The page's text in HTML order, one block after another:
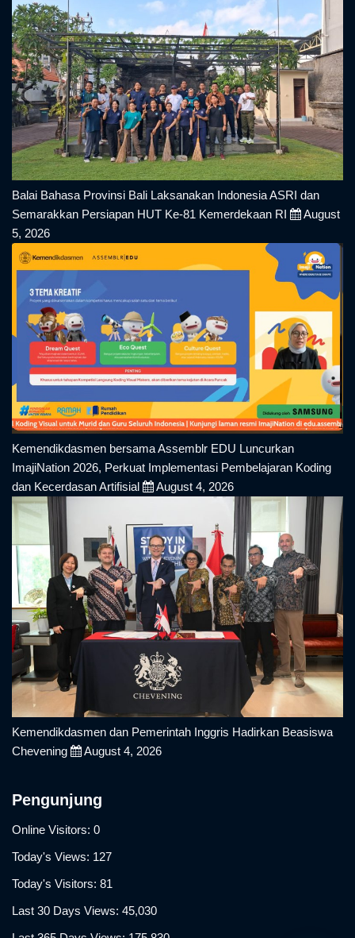
Balai Bahasa Provinsi Bali Laksanakan Indonesia ASRI dan
Semarakkan Persiapan HUT Ke-81 Kemerdekaan RI
August
5, 2026
Kemendikdasmen bersama Assemblr EDU Luncurkan
ImajiNation 2026, Perkuat Implementasi Pembelajaran Koding
dan Kecerdasan Artifisial
August 4, 2026
Kemendikdasmen dan Pemerintah Inggris Hadirkan Beasiswa
Chevening
August 4, 2026
Pengunjung
Online Visitors: 0
Today's Views: 127
Today's Visitors: 81
Last 30 Days Views: 45,030